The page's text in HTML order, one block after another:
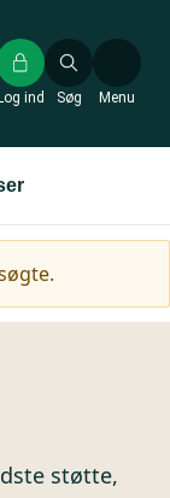
Søg
Log ind Menu
støtte,